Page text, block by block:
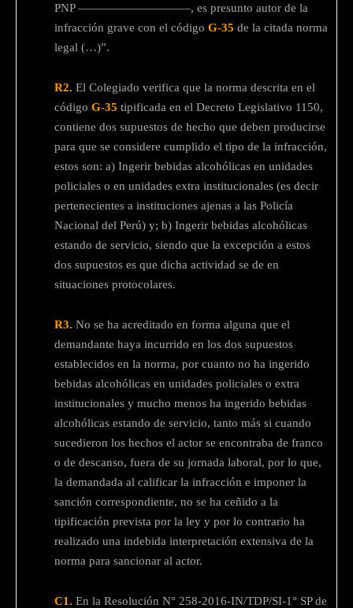
PNP —————————–, es presunto autor de la
infracción grave con el código G-35 de la citada norma
legal (…)”.
R2. El Colegiado verifica que la norma descrita en el
código G-35 tipificada en el Decreto Legislativo 1150,
contiene dos supuestos de hecho que deben producirse
para que se considere cumplido el tipo de la infracción,
estos son: a) Ingerir bebidas alcohólicas en unidades
policiales o en unidades extra institucionales (es decir
pertenecientes a instituciones ajenas a las Policía
Nacional del Perú) y; b) Ingerir bebidas alcohólicas
estando de servicio, siendo que la excepción a estos
dos supuestos es que dicha actividad se de en
situaciones protocolares.
R3. No se ha acreditado en forma alguna que el
demandante haya incurrido en los dos supuestos
establecidos en la norma, por cuanto no ha ingerido
bebidas alcohólicas en unidades policiales o extra
institucionales y mucho menos ha ingerido bebidas
alcohólicas estando de servicio, tanto más si cuando
sucedieron los hechos el actor se encontraba de franco
o de descanso, fuera de su jornada laboral, por lo que,
la demandada al calificar la infracción e imponer la
sanción correspondiente, no se ha ceñido a la
tipificación prevista por la ley y por lo contrario ha
realizado una indebida interpretación extensiva de la
norma para sancionar al actor.
C1. En la Resolución N° 258-2016-IN/TDP/SI-1° SP de